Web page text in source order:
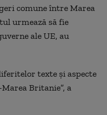
comune între Marea
urmează să fie
ale UE, au
texte și aspecte
Britanie”, a